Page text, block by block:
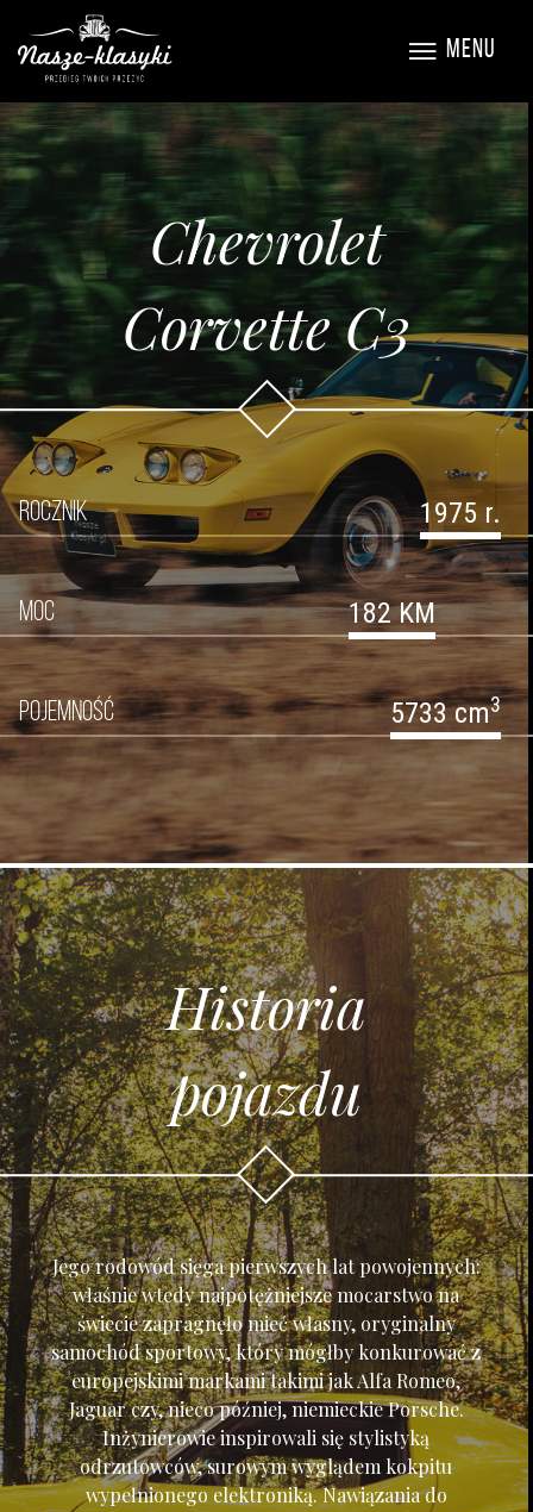
MENU
Chevrolet
Corvette C3
ROCZNIK 1975 r.
MOC 182 KM
POJEMNOŚĆ 5733 cm3
Historia
pojazdu
Jego rodowód sięga pierwszych lat powojennych:
właśnie wtedy najpotężniejsze mocarstwo na
świecie zapragnęło mieć własny, oryginalny
samochód sportowy, który mógłby konkurować z
europejskimi markami takimi jak Alfa Romeo,
Jaguar czy, nieco później, niemieckie Porsche.
Inżynierowie inspirowali się stylistyką
odrzutowców, surowym wyglądem kokpitu
wypełnionego elektroniką. Nawiązania do